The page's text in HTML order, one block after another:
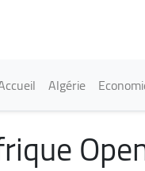
Algérie